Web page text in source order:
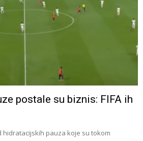
postale su biznis: FIFA ih
hidratacijskih pauza koje su tokom